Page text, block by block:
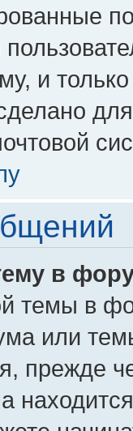
и
в
темы в
или
прежде